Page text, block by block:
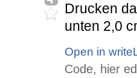
Drucken
unten 2,0
Open in
Code, hier